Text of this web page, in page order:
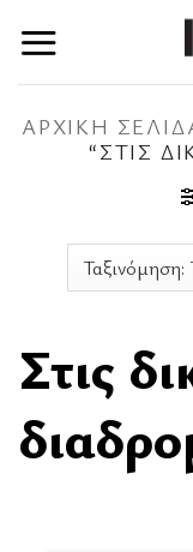
στο
ΑΡΧΙΚΉ
“ΣΤΙΣ
Στις